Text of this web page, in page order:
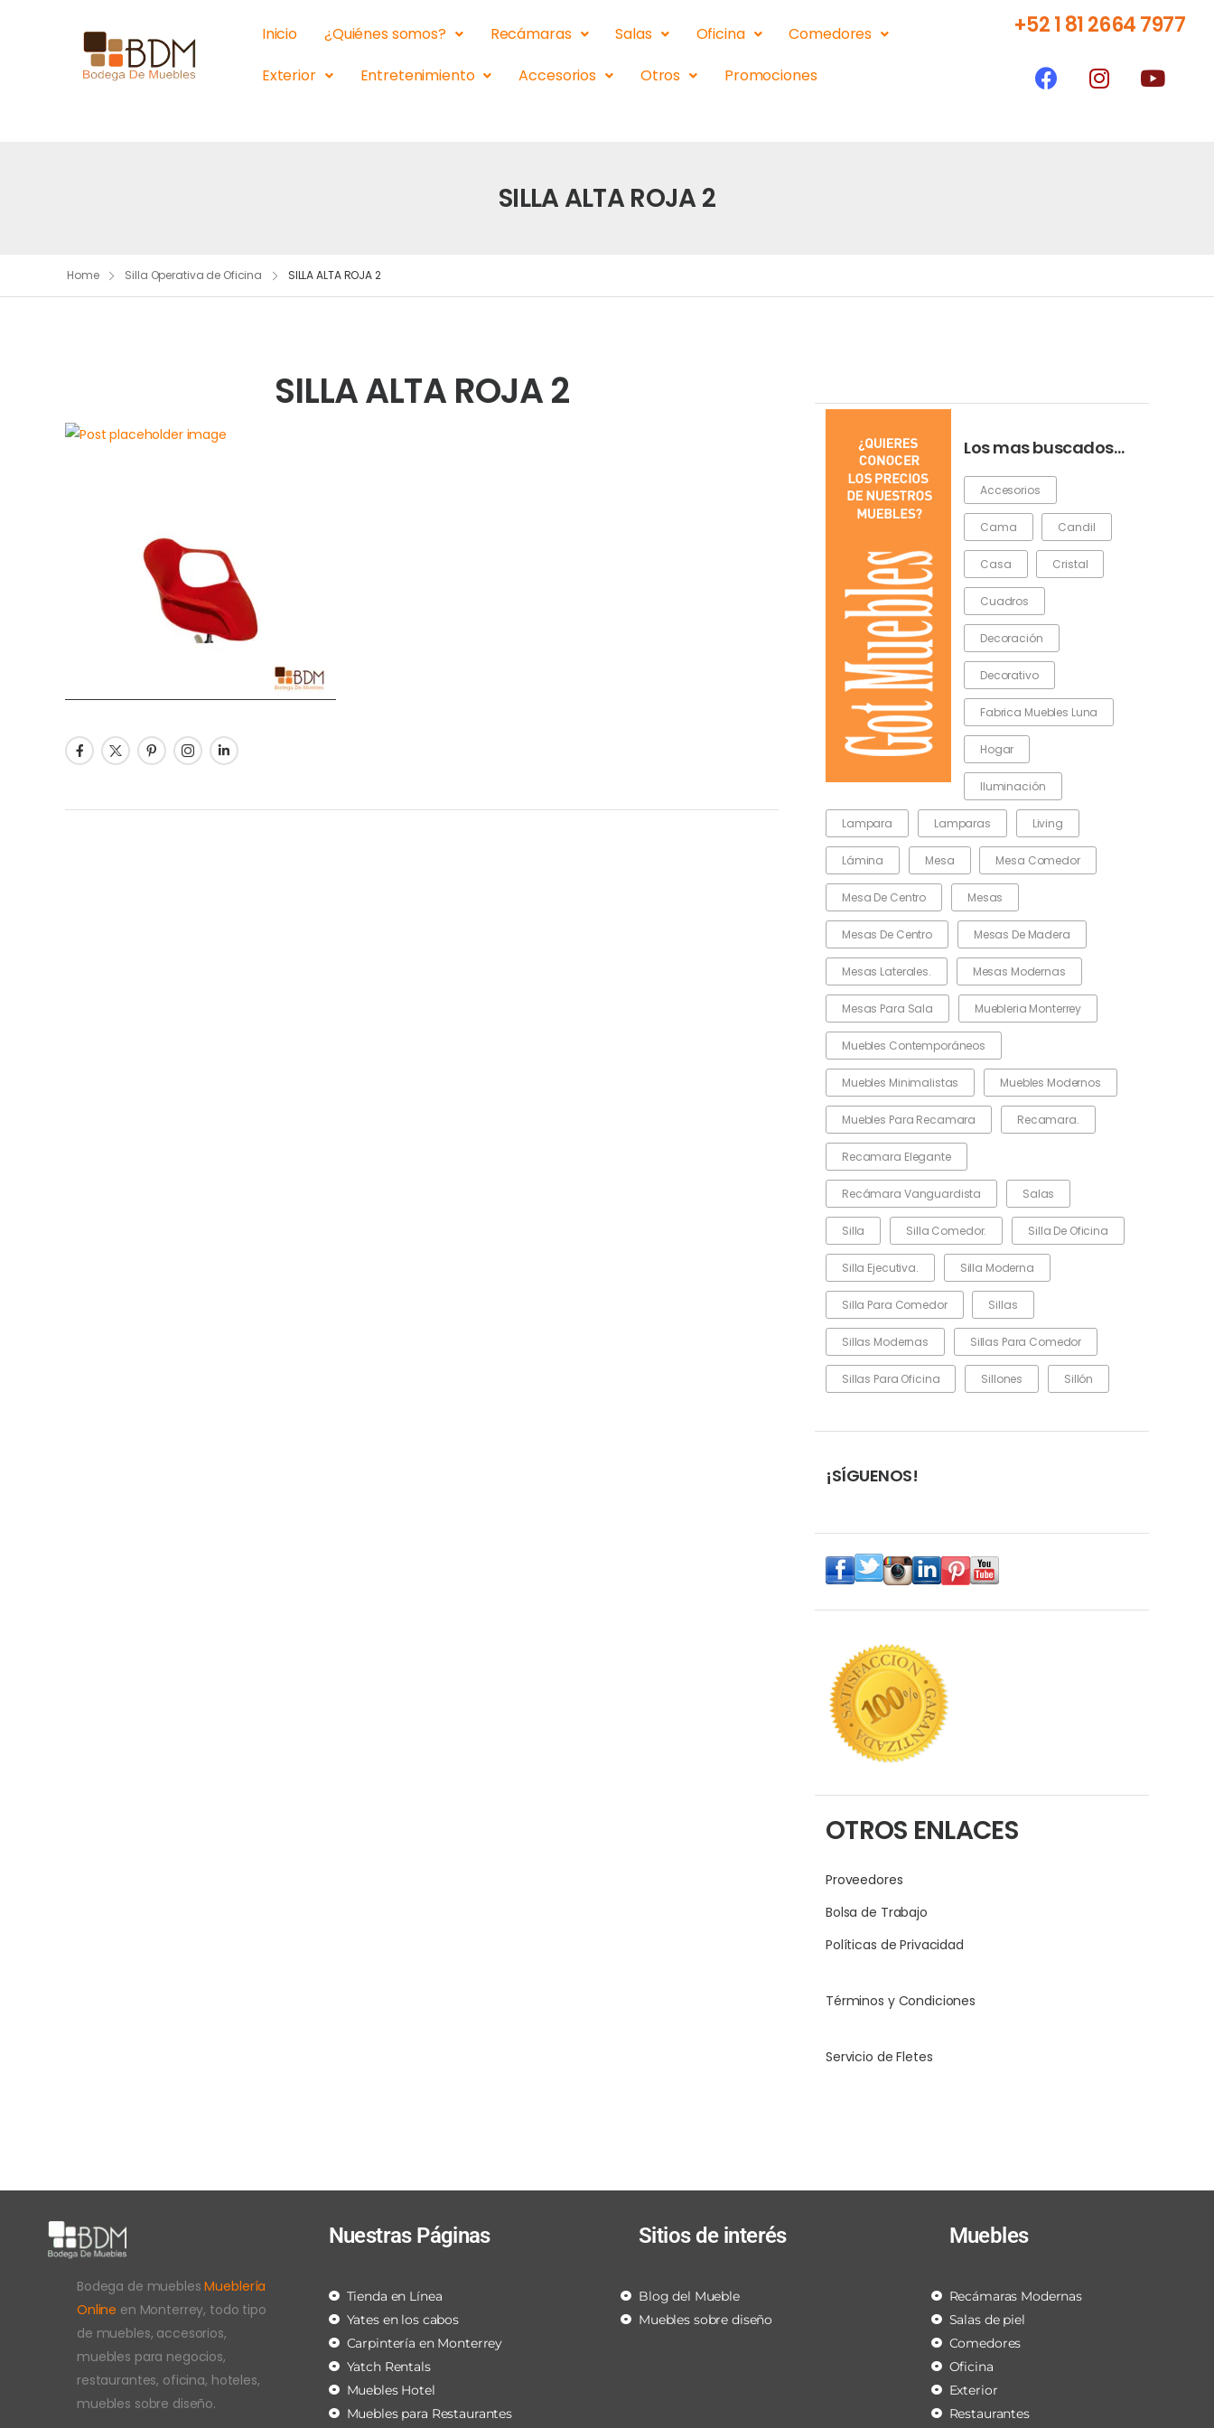
Inicio ¿Quiénes somos? Recámaras Salas Oficina
Comedores
Exterior
Entretenimiento Accesorios Otros Promociones
+52 1 81 2664 7977
SILLA ALTA ROJA 2
Home Silla Operativa de Oficina SILLA ALTA ROJA 2
Los mas buscados…
Accesorios
Cama Candil
Casa Cristal
Cuadros
Decoración
Decorativo
Fabrica Muebles Luna
Hogar
Iluminación
Lampara Lamparas Living
Lámina Mesa Mesa Comedor
Mesa De Centro Mesas
Mesas De Centro Mesas De Madera
Mesas Laterales. Mesas Modernas
Mesas Para Sala Muebleria Monterrey
Muebles Contemporáneos
Muebles Minimalistas Muebles Modernos
Muebles Para Recamara Recamara.
Recamara Elegante
Recámara Vanguardista Salas
Silla Silla Comedor. Silla De Oficina
Silla Ejecutiva. Silla Moderna
Silla Para Comedor Sillas
Sillas Modernas Sillas Para Comedor
Sillas Para Oficina Sillones Sillón
¡SÍGUENOS!
OTROS ENLACES
Proveedores
Bolsa de Trabajo
Políticas de Privacidad
Términos y Condiciones
Servicio de Fletes
SILLA ALTA ROJA 2
Bodega de mueblesMueblería
Online en Monterrey, todo tipo
de muebles, accesorios,
muebles para negocios,
restaurantes, oficina, hoteles,
muebles sobre diseño.
Nuestras Páginas
Tienda en Línea
Yates en los cabos
Carpintería en Monterrey
Yatch Rentals
Muebles Hotel
Muebles para Restaurantes
Sitios de interés
Blog del Mueble
Muebles sobre diseño
Muebles
Recámaras Modernas
Salas de piel
Comedores
Oficina
Exterior
Restaurantes